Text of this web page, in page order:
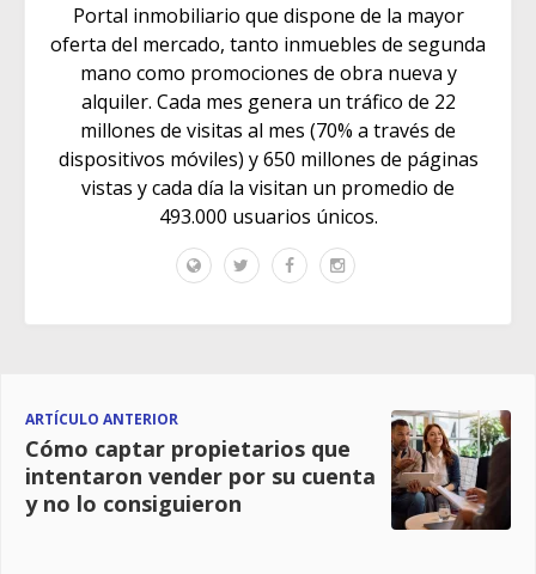
Portal inmobiliario que dispone de la mayor
oferta del mercado, tanto inmuebles de segunda
mano como promociones de obra nueva y
alquiler. Cada mes genera un tráfico de 22
millones de visitas al mes (70% a través de
dispositivos móviles) y 650 millones de páginas
vistas y cada día la visitan un promedio de
493.000 usuarios únicos.
ARTÍCULO ANTERIOR
Cómo captar propietarios que
intentaron vender por su cuenta
y no lo consiguieron